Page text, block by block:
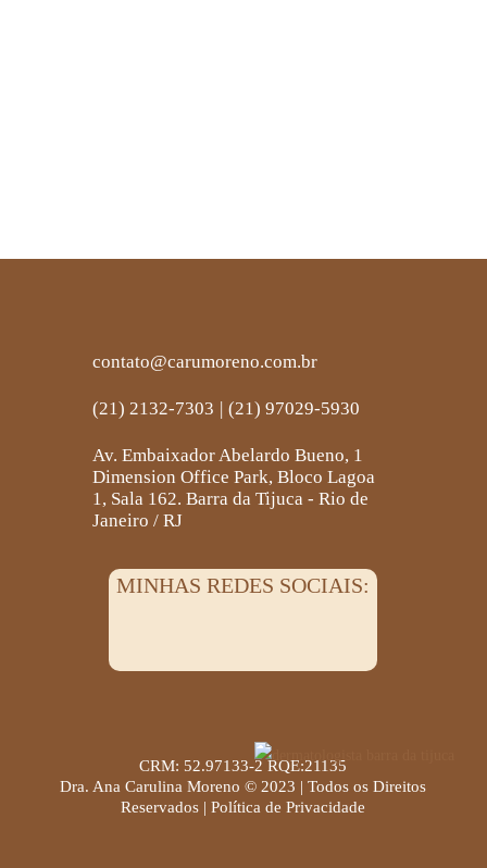
contato@carumoreno.com.br
(21) 2132-7303 | (21) 97029-5930
Av. Embaixador Abelardo Bueno, 1
Dimension Office Park, Bloco Lagoa
1, Sala 162. Barra da Tijuca - Rio de
Janeiro / RJ
MINHAS REDES SOCIAIS:
CRM: 52.97133-2 RQE:21135
Dra. Ana Carulina Moreno © 2023 | Todos os Direitos
Reservados |Política de Privacidade